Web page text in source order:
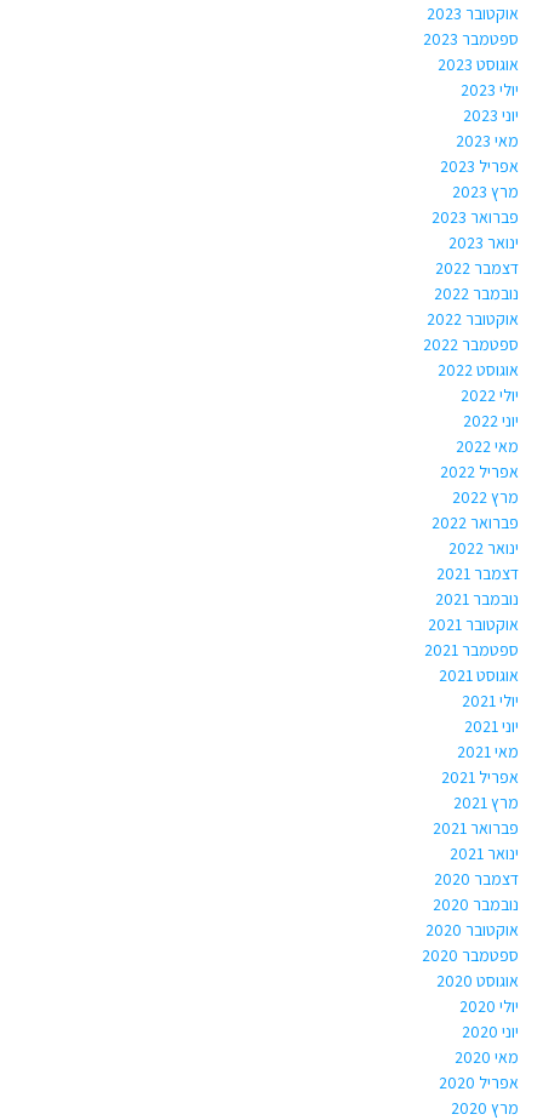
אוקטובר 2023
ספטמבר 2023
אוגוסט 2023
יולי 2023
יוני 2023
מאי 2023
אפריל 2023
מרץ 2023
פברואר 2023
ינואר 2023
דצמבר 2022
נובמבר 2022
אוקטובר 2022
ספטמבר 2022
אוגוסט 2022
יולי 2022
יוני 2022
מאי 2022
אפריל 2022
מרץ 2022
פברואר 2022
ינואר 2022
דצמבר 2021
נובמבר 2021
אוקטובר 2021
ספטמבר 2021
אוגוסט 2021
יולי 2021
יוני 2021
מאי 2021
אפריל 2021
מרץ 2021
פברואר 2021
ינואר 2021
דצמבר 2020
נובמבר 2020
אוקטובר 2020
ספטמבר 2020
אוגוסט 2020
יולי 2020
יוני 2020
מאי 2020
אפריל 2020
מרץ 2020